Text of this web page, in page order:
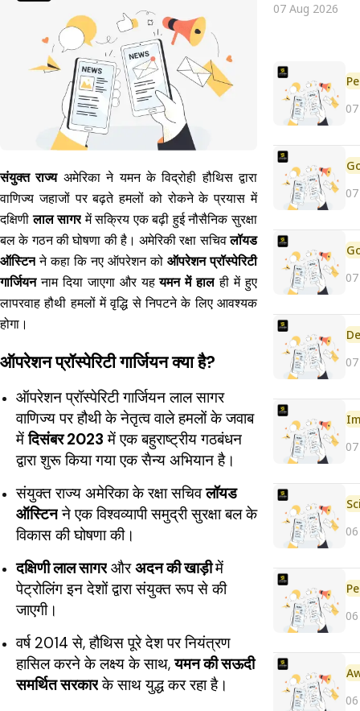
संयुक्त राज्य अमेरिका ने यमन के विद्रोही हौथिस द्वारा
वाणिज्य जहाजों पर बढ़ते हमलों को रोकने के प्रयास में
दक्षिणीलाल सागरमें सक्रिय एक बढ़ी हुई नौसैनिक सुरक्षा
बल के गठन की घोषणा की है। अमेरिकी रक्षा सचिवलॉयड
ऑस्टिनने कहा कि नए ऑपरेशन को ऑपरेशन प्रॉस्पेरिटी
गार्जियननाम दिया जाएगा और यहयमन में हाल ही में हुए
लापरवाह हौथी हमलों में वृद्धि से निपटने के लिए आवश्यक
होगा।
ऑपरेशन प्रॉस्पेरिटी गार्जियन क्या है?
ऑपरेशन प्रॉस्पेरिटी गार्जियन लाल सागर
वाणिज्य पर हौथी के नेतृत्व वाले हमलों के जवाब
मेंदिसंबर 2023 में एक बहुराष्ट्रीय गठबंधन
द्वारा शुरू किया गया एक सैन्य अभियान है।
संयुक्त राज्य अमेरिका के रक्षा सचिवलॉयड
ऑस्टिनने एक विश्वव्यापी समुद्री सुरक्षा बल के
विकास की घोषणा की।
दक्षिणी लाल सागर औरअदन की खाड़ीमें
पेट्रोलिंग इन देशों द्वारा संयुक्त रूप से की
जाएगी।
वर्ष 2014 से, हौथिस पूरे देश पर नियंत्रण
हासिल करने के लक्ष्य के साथ,यमन की सऊदी
समर्थित सरकारके साथ युद्ध कर रहा है।
07 Aug 2026